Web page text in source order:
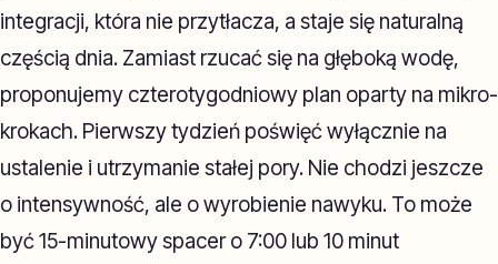
integracji, która nie przytłacza, a staje się naturalną
częścią dnia. Zamiast rzucać się na głęboką wodę,
proponujemy czterotygodniowy plan oparty na mikro-
krokach. Pierwszy tydzień poświęć wyłącznie na
ustalenie i utrzymanie stałej pory. Nie chodzi jeszcze
o intensywność, ale o wyrobienie nawyku. To może
być 15-minutowy spacer o 7:00 lub 10 minut